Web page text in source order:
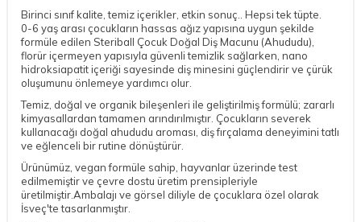
Birinci sınıf kalite, temiz içerikler, etkin sonuç.. Hepsi tek tüpte.
0-6 yaş arası çocukların hassas ağız yapısına uygun şekilde
formüle edilen Steriball Çocuk Doğal Diş Macunu (Ahududu),
florür içermeyen yapısıyla güvenli temizlik sağlarken, nano
hidroksiapatit içeriği sayesinde diş minesini güçlendirir ve çürük
oluşumunu önlemeye yardımcı olur.
Temiz, doğal ve organik bileşenleri ile geliştirilmiş formülü; zararlı
kimyasallardan tamamen arındırılmıştır. Çocukların severek
kullanacağı doğal ahududu aroması, diş fırçalama deneyimini tatlı
ve eğlenceli bir rutine dönüştürür.
Ürünümüz, vegan formüle sahip, hayvanlar üzerinde test
edilmemiştir ve çevre dostu üretim prensipleriyle
üretilmiştir.Ambalajı ve görsel diliyle de çocuklara özel olarak
İsveç'te tasarlanmıştır.